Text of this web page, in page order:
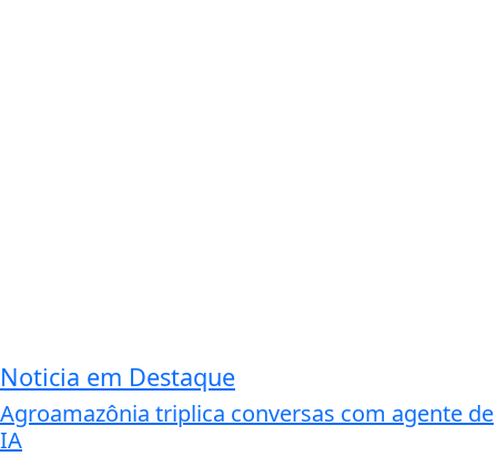
Noticia em Destaque
Agroamazônia triplica conversas com agente de
IA